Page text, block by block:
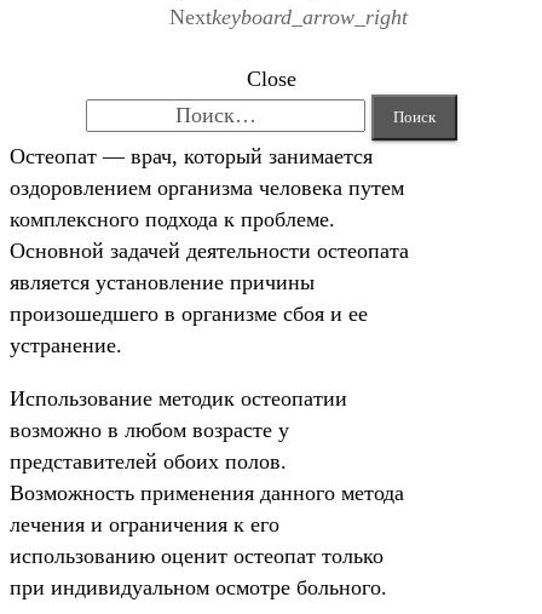
Nextkeyboard_arrow_right
Close
Остеопат — врач, который занимается
оздоровлением организма человека путем
комплексного подхода к проблеме.
Основной задачей деятельности остеопата
является установление причины
произошедшего в организме сбоя и ее
устранение.
Использование методик остеопатии
возможно в любом возрасте у
представителей обоих полов.
Возможность применения данного метода
лечения и ограничения к его
использованию оценит остеопат только
при индивидуальном осмотре больного.